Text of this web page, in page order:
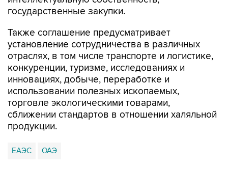
государственные закупки.
Также соглашение предусматривает
установление сотрудничества в различных
отраслях, в том числе транспорте и логистике,
конкуренции, туризме, исследованиях и
инновациях, добыче, переработке и
использовании полезных ископаемых,
торговле экологическими товарами,
сближении стандартов в отношении халяльной
продукции.
ЕАЭС ОАЭ